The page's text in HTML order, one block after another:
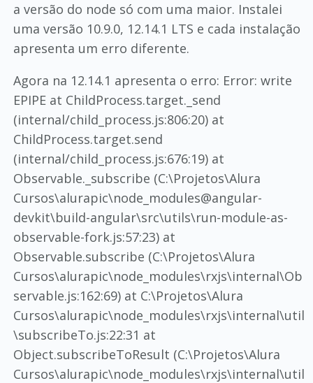
a versão do node só com uma maior. Instalei
uma versão 10.9.0, 12.14.1 LTS e cada instalação
apresenta um erro diferente.
Agora na 12.14.1 apresenta o erro: Error: write
EPIPE at ChildProcess.target._send
(internal/child_process.js:806:20) at
ChildProcess.target.send
(internal/child_process.js:676:19) at
Observable._subscribe (C:\Projetos\Alura
Cursos\alurapic\node_modules@angular-
devkit\build-angular\src\utils\run-module-as-
observable-fork.js:57:23) at
Observable.subscribe (C:\Projetos\Alura
Cursos\alurapic\node_modules\rxjs\internal\Ob
servable.js:162:69) at C:\Projetos\Alura
Cursos\alurapic\node_modules\rxjs\internal\util
\subscribeTo.js:22:31 at
Object.subscribeToResult (C:\Projetos\Alura
Cursos\alurapic\node_modules\rxjs\internal\util